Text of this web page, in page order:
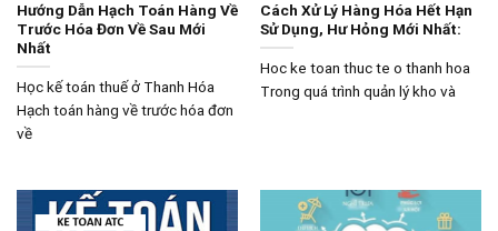
Hướng Dẫn Hạch Toán Hàng Về
Trước Hóa Đơn Về Sau Mới
Nhất
Học kế toán thuế ở Thanh Hóa
Hạch toán hàng về trước hóa đơn
về
Cách Xử Lý Hàng Hóa Hết Hạn
Sử Dụng, Hư Hỏng Mới Nhất:
Hoc ke toan thuc te o thanh hoa
Trong quá trình quản lý kho và